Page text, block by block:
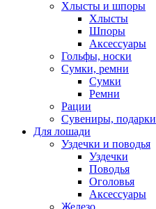
Хлысты и шпоры
Хлысты
Шпоры
Аксессуары
Гольфы, носки
Сумки, ремни
Сумки
Ремни
Рации
Сувениры, подарки
Для лошади
Уздечки и поводья
Уздечки
Поводья
Оголовья
Аксессуары
Железо